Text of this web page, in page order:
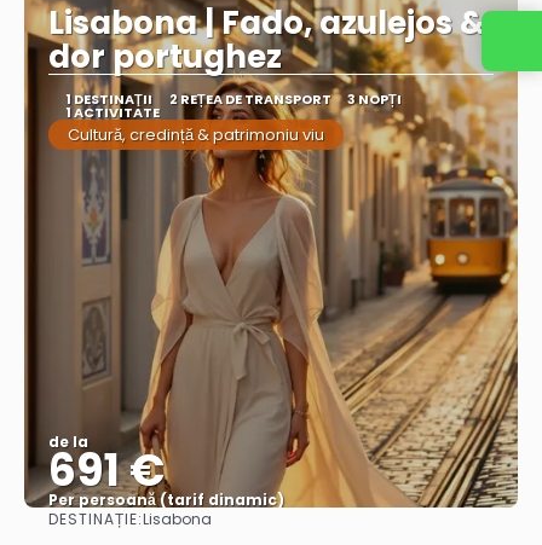
Lisabona | Fado, azulejos &
dor portughez
1 DESTINAŢII 2 REȚEA DE TRANSPORT 3 NOPȚI
1 ACTIVITATE
Cultură, credință & patrimoniu viu
de la
691 €
Per persoană (tarif dinamic)
Vezi mai multe
DESTINAȚIE:Lisabona